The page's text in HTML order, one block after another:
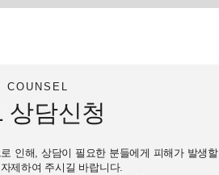
COUNSEL
상담신청
인해, 상담이 필요한 분들에게 피해가 발생할
제하여 주시길 바랍니다.